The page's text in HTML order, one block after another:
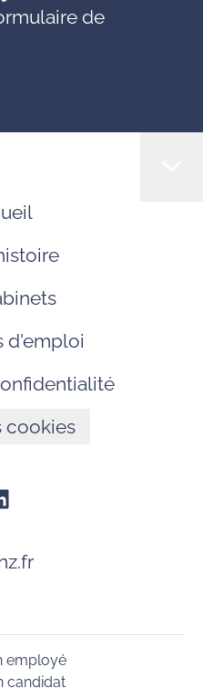
de
d'emploi
cookies
employé
candidat